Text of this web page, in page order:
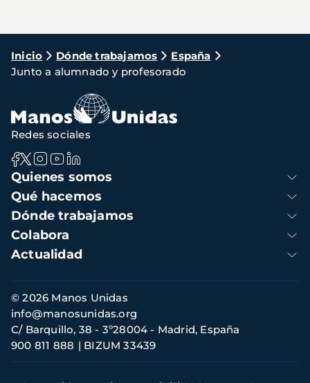
Ruta
de
navegación
Inicio Dónde trabajamos
España
Junto a alumnado y profesorado
Navegación
principal
Quienes somos
Qué hacemos
Dónde trabajamos
Colabora
Actualidad
Redes sociales
Información
de
contacto
© 2026 Manos Unidas
C/ Barquillo, 38 - 3º28004 - Madrid, España
900 811 888
BIZUM 33439
info@manosunidas.org